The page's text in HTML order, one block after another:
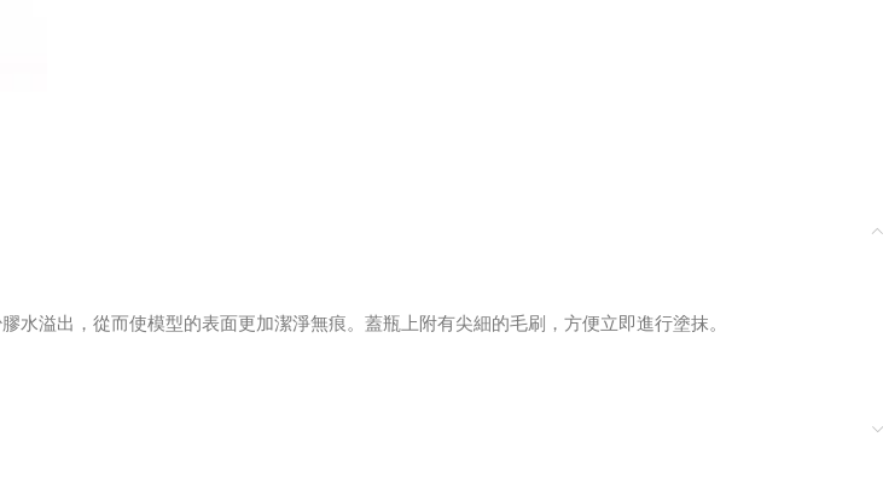
溢出，從而使模型的表面更加潔淨無痕。蓋瓶上附有尖細的毛刷，方便立即進行塗抹。